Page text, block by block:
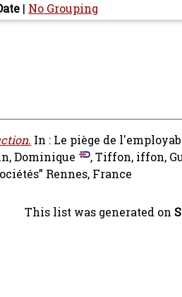
| No Grouping
In : Le piège de
Dominique ,Tiffon, iffon,
Rennes, France
This list was generated on